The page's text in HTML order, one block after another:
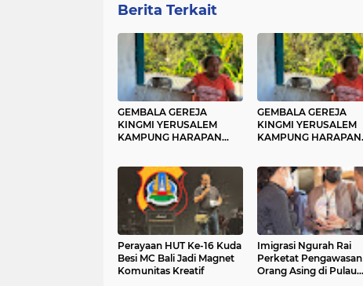
Berita Terkait
GEMBALA GEREJA
KINGMI YERUSALEM
KAMPUNG HARAPAN
TIDAK MUDAH
TERPROVOKASI
GEMBALA GEREJA
KINGMI YERUSALEM
KAMPUNG HARAPAN
TIDAK MUDAH
TERPROVOKASI
Perayaan HUT Ke-16 Kuda
Besi MC Bali Jadi Magnet
Komunitas Kreatif
Imigrasi Ngurah Rai
Perketat Pengawasan
Orang Asing di Pulau